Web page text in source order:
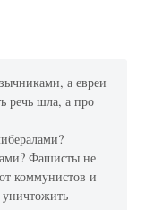
а евреи
речь шла, а про
Фашисты не
коммунистов и